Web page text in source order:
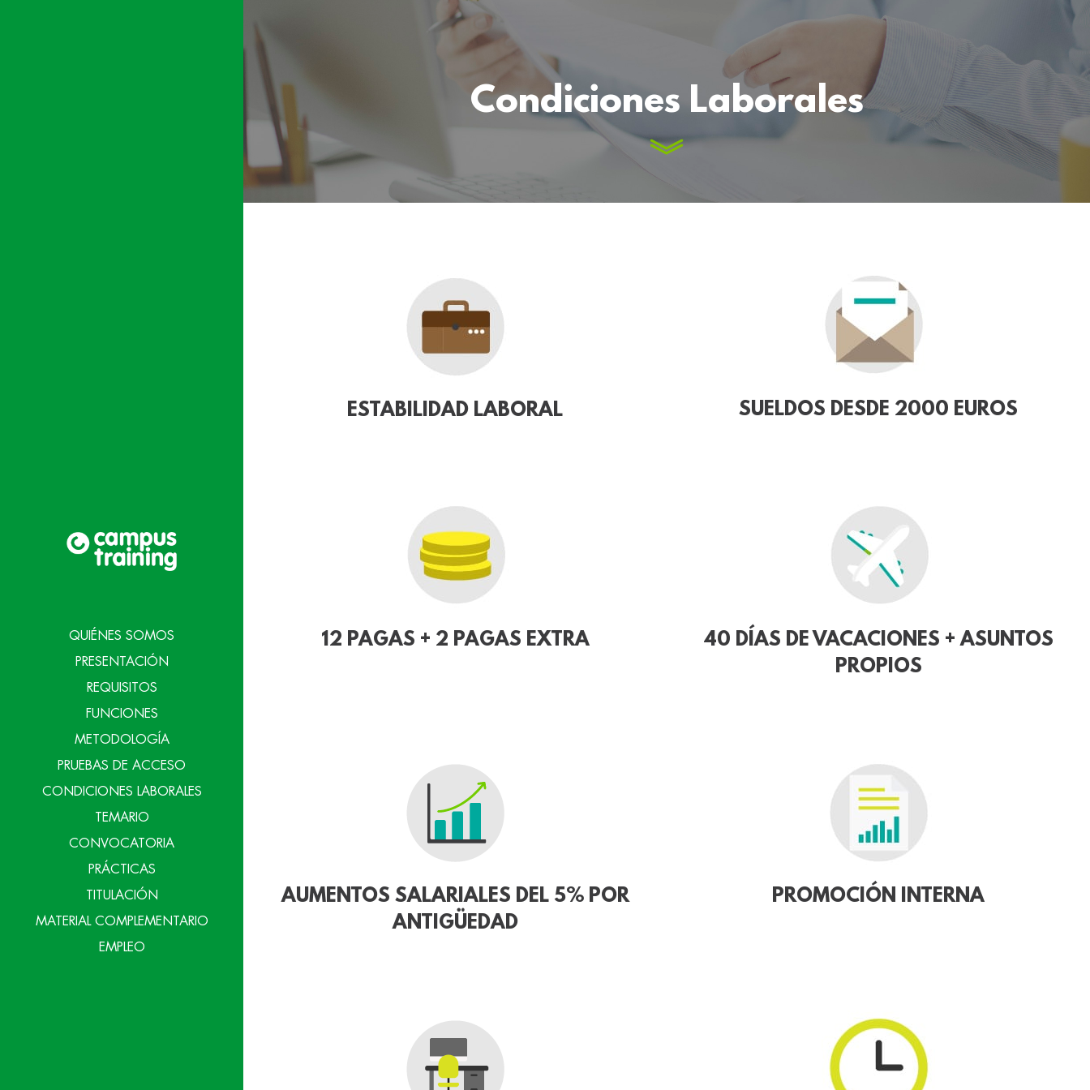
QUIÉNES SOMOS
PRESENTACIÓN
REQUISITOS
FUNCIONES
METODOLOGÍA
PRUEBAS DE ACCESO
CONDICIONES LABORALES
TEMARIO
CONVOCATORIA
PRÁCTICAS
TITULACIÓN
MATERIAL COMPLEMENTARIO
EMPLEO
Condiciones Laborales
ESTABILIDAD LABORAL SUELDOS DESDE 2000 EUROS
12 PAGAS + 2 PAGAS EXTRA
40 DÍAS DE VACACIONES + ASUNTOS
PROPIOS
AUMENTOS SALARIALES DEL 5% POR
ANTIGÜEDAD
PROMOCIÓN INTERNA